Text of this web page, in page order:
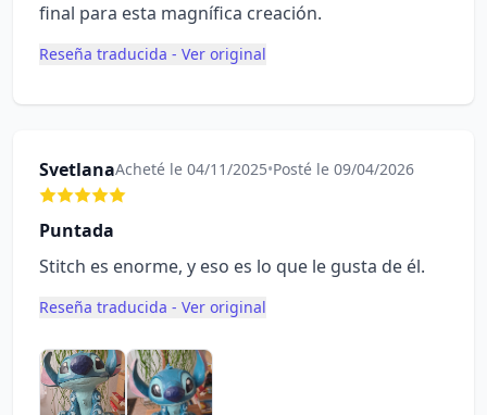
final para esta magnífica creación.
Reseña traducida - Ver original
SvetlanaAcheté le 04/11/2025•Posté le 09/04/2026
Puntada
Stitch es enorme, y eso es lo que le gusta de él.
Reseña traducida - Ver original